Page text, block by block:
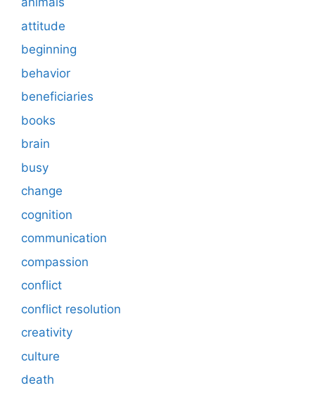
attitude
beginning
behavior
beneficiaries
books
brain
busy
change
cognition
communication
compassion
conflict
conflict resolution
creativity
culture
death